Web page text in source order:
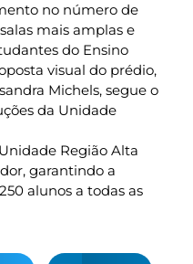
no número de
mais amplas e
do Ensino
visual do prédio,
Michels, segue o
da Unidade
Região Alta
garantindo a
alunos a todas as